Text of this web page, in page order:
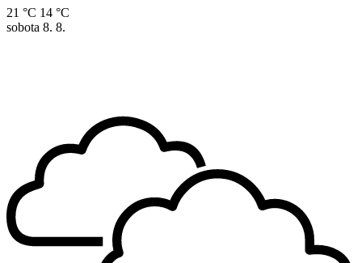
21 °C 14 °C
sobota 8. 8.